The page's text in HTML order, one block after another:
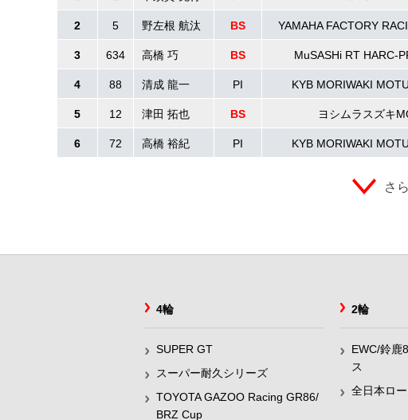
2 5 野左根 航汰 BS YAMAHA FACTORY
3 634 高橋 巧 BS MuSASHi RT HARC-
4 88 清成 龍一 PI KYB MORIWAKI
5 12 津田 拓也 BS ヨシムラスズキ
6 72 高橋 裕紀 PI KYB MORIWAKI
さ
4輪
SUPER GT
スーパー耐久シリーズ
TOYOTA GAZOO Racing GR86/
BRZ Cup
2輪
EWC/鈴鹿
ス
全日本ロ